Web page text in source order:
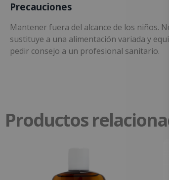
Precauciones
Mantener fuera del alcance de los niños.
sustituye a una alimentación variada y
pedir consejo a un profesional sanitario.
Productos